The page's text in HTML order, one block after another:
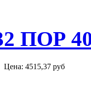
ПОР
Цена: 4515,37 руб